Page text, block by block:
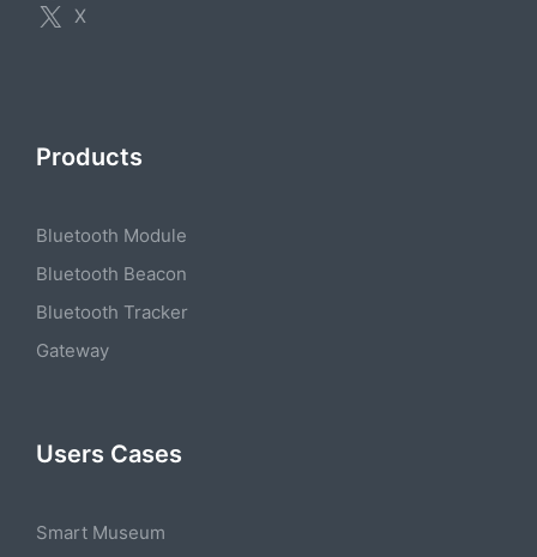
X
Products
Bluetooth Module
Bluetooth Beacon
Bluetooth Tracker
Gateway
Users Cases
Smart Museum